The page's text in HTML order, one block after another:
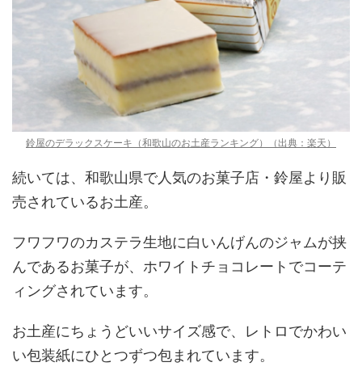
鈴屋のデラックスケーキ（和歌山のお土産ランキング）（出典：楽天）
続いては、和歌山県で人気のお菓子店・鈴屋より販
売されているお土産。
フワフワのカステラ生地に白いんげんのジャムが挟
んであるお菓子が、ホワイトチョコレートでコーテ
ィングされています。
お土産にちょうどいいサイズ感で、レトロでかわい
い包装紙にひとつずつ包まれています。